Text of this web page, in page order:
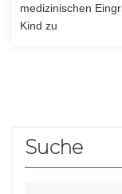
medizinischen
Kind zu
Suche